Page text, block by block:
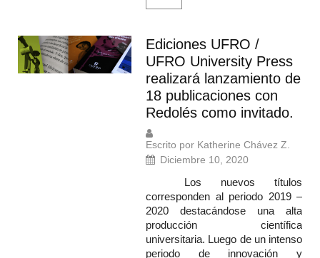
Ediciones UFRO /
UFRO University Press
realizará lanzamiento de
18 publicaciones con
Redolés como invitado.
Escrito por Katherine Chávez Z.
Diciembre 10, 2020
Los nuevos títulos
corresponden al periodo 2019 –
2020 destacándose una alta
producción científica
universitaria. Luego de un intenso
periodo de innovación y